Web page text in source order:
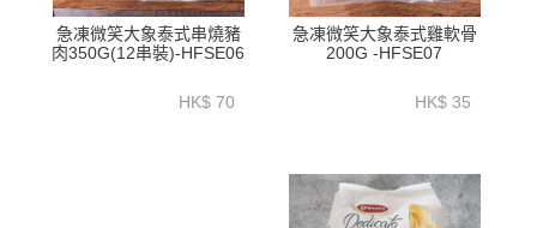
急凍微笑大象泰式串燒豬
肉350G(12串裝)-HFSE06
HK$ 70
急凍微笑大象泰式雞軟骨
200G -HFSE07
HK$ 35